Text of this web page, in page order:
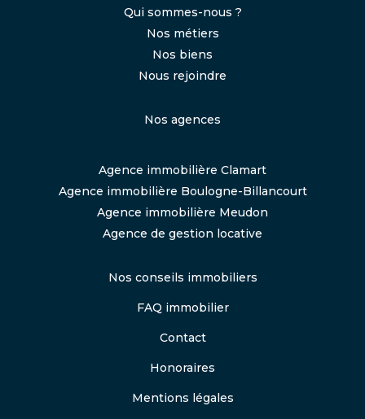
Qui sommes-nous ?
Nos métiers
Nos biens
Nous rejoindre
Nos agences
Agence immobilière Clamart
Agence immobilière Boulogne-Billancourt
Agence immobilière Meudon
Agence de gestion locative
Nos conseils immobiliers
FAQ immobilier
Contact
Honoraires
Mentions légales